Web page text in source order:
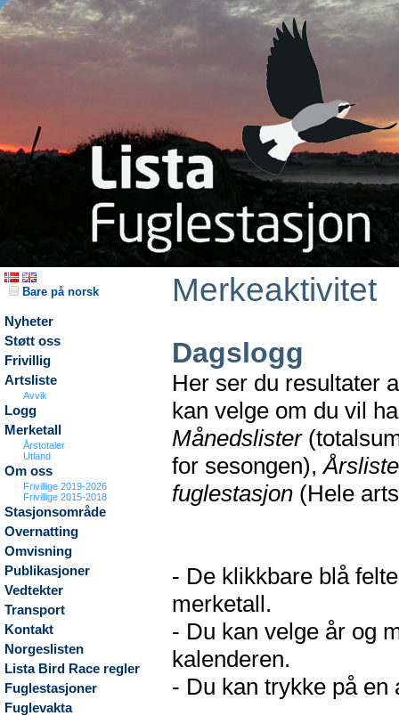
Bare på norsk
Nyheter
Støtt oss
Frivillig
Artsliste
Avvik
Logg
Merketall
Årstotaler
Utland
Om oss
Frivillige 2019-2026
Frivillige 2015-2018
Stasjonsområde
Overnatting
Omvisning
Publikasjoner
Vedtekter
Transport
Kontakt
Norgeslisten
Lista Bird Race regler
Fuglestasjoner
Fuglevakta
Merkeaktivitet
Dagslogg
Her ser du resultater
kan velge om du vil
Månedslister
for sesongen),
fuglestasjon (Hele
- De klikkbare blå
merketall.
- Du kan velge år og
kalenderen.
- Du kan trykke på en